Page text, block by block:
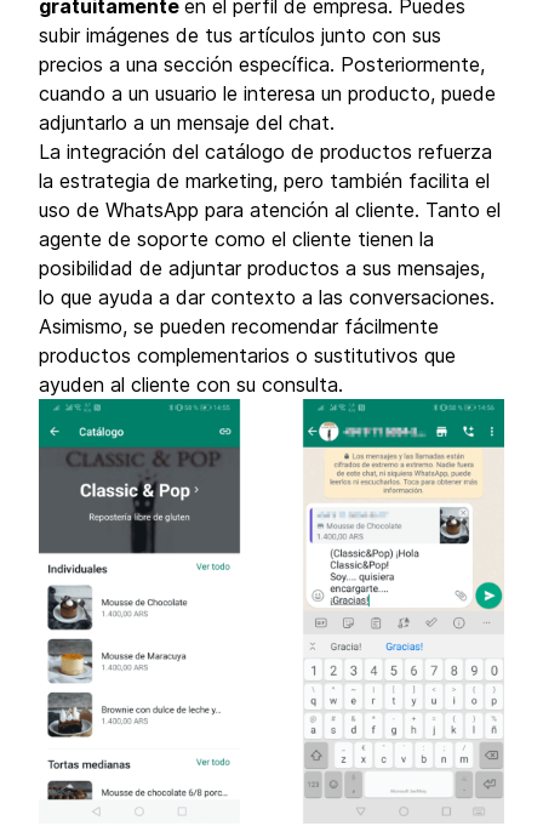
gratuitamente en el perfil de empresa. Puedes
subir imágenes de tus artículos junto con sus
precios a una sección específica. Posteriormente,
cuando a un usuario le interesa un producto, puede
adjuntarlo a un mensaje del chat.
La integración del catálogo de productos refuerza
la estrategia de marketing, pero también facilita el
uso de WhatsApp para atención al cliente. Tanto el
agente de soporte como el cliente tienen la
posibilidad de adjuntar productos a sus mensajes,
lo que ayuda a dar contexto a las conversaciones.
Asimismo, se pueden recomendar fácilmente
productos complementarios o sustitutivos que
ayuden al cliente con su consulta.